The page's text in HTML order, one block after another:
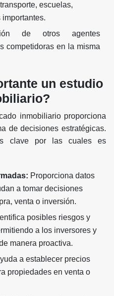
escuelas,
de otros agentes
competidoras en la misma
un estudio
inmobiliario proporciona
de decisiones estratégicas.
clave por las cuales es
Proporciona datos
a tomar decisiones
venta o inversión.
posibles riesgos y
a los inversores y
manera proactiva.
a establecer precios
propiedades en venta o